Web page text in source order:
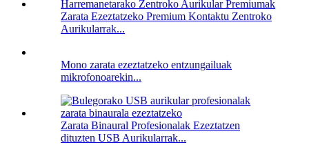
Zarata Ezeztatzeko Premium Kontaktu Zentroko
Aurikularrak...
Mono zarata ezeztatzeko entzungailuak
mikrofonoarekin...
Zarata Binaural Profesionalak Ezeztatzen
dituzten USB Aurikularrak...